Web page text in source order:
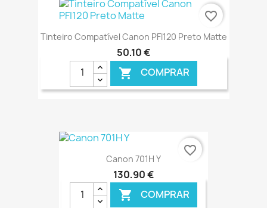
€ ONLINE
Tinteiro Compatível Canon PFI120 Preto Matte
50,10 €
 COMPRAR
favorite_border
Canon 701H Y
130,90 €
 COMPRAR
favorite_border